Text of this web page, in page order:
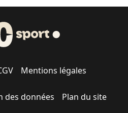
Mentions légales
des données Plan du site